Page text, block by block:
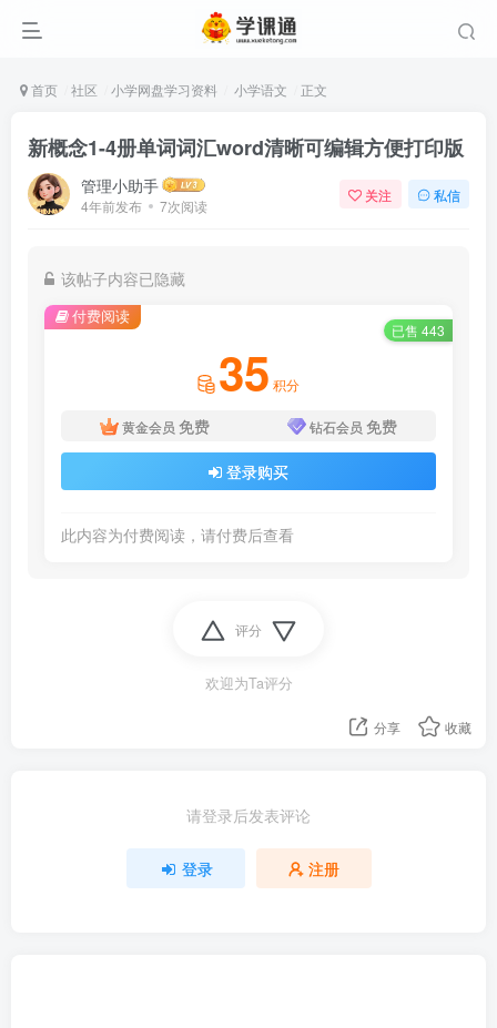
首页 社区 小学网盘学习资料 小学语文 正文
新概念1-4册单词词汇word清晰可编辑方便打印版
管理小助手
4年前发布 7次阅读
关注 私信
该帖子内容已隐藏
付费阅读
已售 443
35 积分
黄金会员 免费 钻石会员 免费
登录购买
此内容为付费阅读，请付费后查看
评分
欢迎为Ta评分
分享 收藏
请登录后发表评论
登录 注册